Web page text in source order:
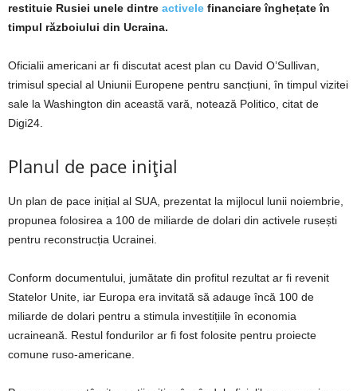
restituie Rusiei unele dintre activele financiare înghețate în
timpul războiului din Ucraina.
Oficialii americani ar fi discutat acest plan cu David O’Sullivan,
trimisul special al Uniunii Europene pentru sancțiuni, în timpul vizitei
sale la Washington din această vară, notează Politico, citat de
Digi24.
Planul de pace inițial
Un plan de pace inițial al SUA, prezentat la mijlocul lunii noiembrie,
propunea folosirea a 100 de miliarde de dolari din activele rusești
pentru reconstrucția Ucrainei.
Conform documentului, jumătate din profitul rezultat ar fi revenit
Statelor Unite, iar Europa era invitată să adauge încă 100 de
miliarde de dolari pentru a stimula investițiile în economia
ucraineană. Restul fondurilor ar fi fost folosite pentru proiecte
comune ruso-americane.